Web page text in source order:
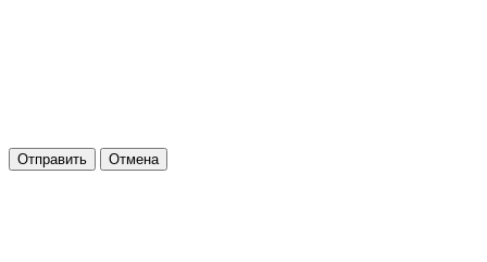
Отправить Отмена